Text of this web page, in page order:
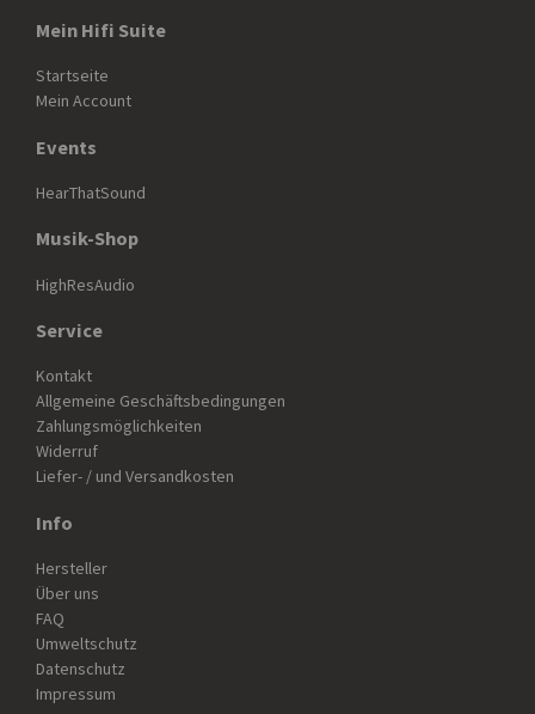
Mein Hifi Suite
Startseite
Mein Account
Events
HearThatSound
Musik-Shop
HighResAudio
Service
Kontakt
Allgemeine Geschäftsbedingungen
Zahlungsmöglichkeiten
Widerruf
Liefer- / und Versandkosten
Info
Hersteller
Über uns
FAQ
Umweltschutz
Datenschutz
Impressum